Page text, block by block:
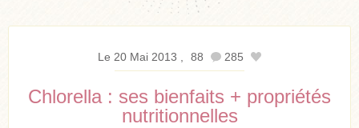
Le 20 Mai 2013 88 285
Chlorella : ses bienfaits + propriétés
nutritionnelles